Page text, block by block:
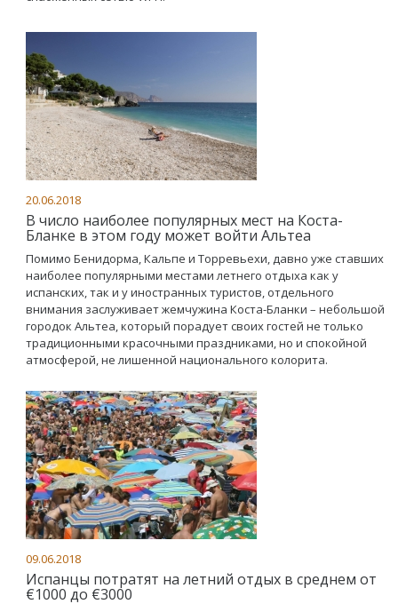
20.06.2018
В число наиболее популярных мест на Коста-
Бланке в этом году может войти Альтеа
Помимо Бенидорма, Кальпе и Торревьехи, давно уже ставших
наиболее популярными местами летнего отдыха как у
испанских, так и у иностранных туристов, отдельного
внимания заслуживает жемчужина Коста-Бланки – небольшой
городок Альтеа, который порадует своих гостей не только
традиционными красочными праздниками, но и спокойной
атмосферой, не лишенной национального колорита.
09.06.2018
Испанцы потратят на летний отдых в среднем от
€1000 до €3000